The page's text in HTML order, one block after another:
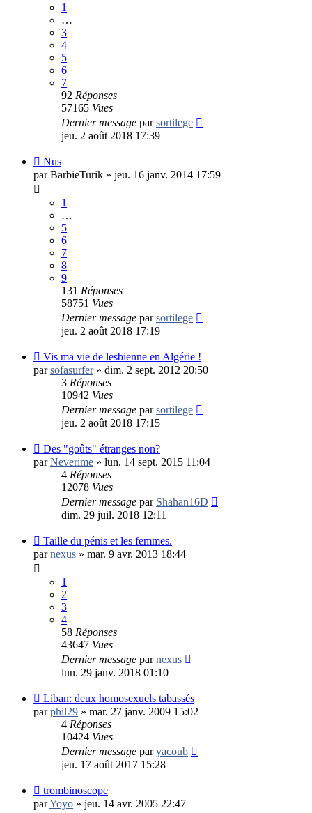
1
…
3
4
5
6
7
92 Réponses
57165 Vues
Dernier message parsortilege
jeu. 2 août 2018 17:39
Nus
parBarbieTurik » jeu. 16 janv. 2014 17:59
1
…
5
6
7
8
9
131 Réponses
58751 Vues
Dernier message parsortilege
jeu. 2 août 2018 17:19
Vis ma vie de lesbienne en Algérie !
parsofasurfer» dim. 2 sept. 2012 20:50
3 Réponses
10942 Vues
Dernier message parsortilege
jeu. 2 août 2018 17:15
Des "goûts" étranges non?
parNeverime » lun. 14 sept. 2015 11:04
4 Réponses
12078 Vues
Dernier message par Shahan16D
dim. 29 juil. 2018 12:11
Taille du pénis et les femmes.
parnexus » mar. 9 avr. 2013 18:44
1
2
3
4
58 Réponses
43647 Vues
Dernier message parnexus
lun. 29 janv. 2018 01:10
Liban: deux homosexuels tabassés
parphil29 » mar. 27 janv. 2009 15:02
4 Réponses
10424 Vues
Dernier message paryacoub
jeu. 17 août 2017 15:28
trombinoscope
parYoyo » jeu. 14 avr. 2005 22:47